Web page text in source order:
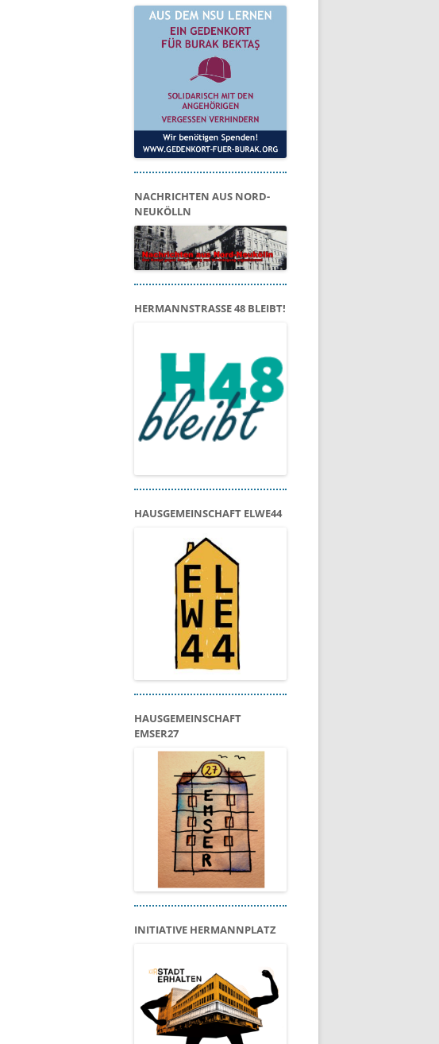
NACHRICHTEN AUS NORD-
NEUKÖLLN
HERMANNSTRASSE 48 BLEIBT!
HAUSGEMEINSCHAFT ELWE44
HAUSGEMEINSCHAFT
EMSER27
INITIATIVE HERMANNPLATZ